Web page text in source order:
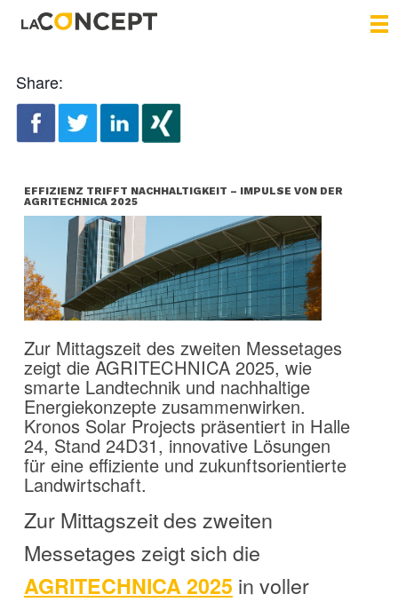
Share:
EFFIZIENZ TRIFFT NACHHALTIGKEIT – IMPULSE VON DER
AGRITECHNICA 2025
Zur Mittagszeit des zweiten Messetages
zeigt die AGRITECHNICA 2025, wie
smarte Landtechnik und nachhaltige
Energiekonzepte zusammenwirken.
Kronos Solar Projects präsentiert in Halle
24, Stand 24D31, innovative Lösungen
für eine effiziente und zukunftsorientierte
Landwirtschaft.
Zur Mittagszeit des zweiten
Messetages zeigt sich die
AGRITECHNICA 2025 in voller